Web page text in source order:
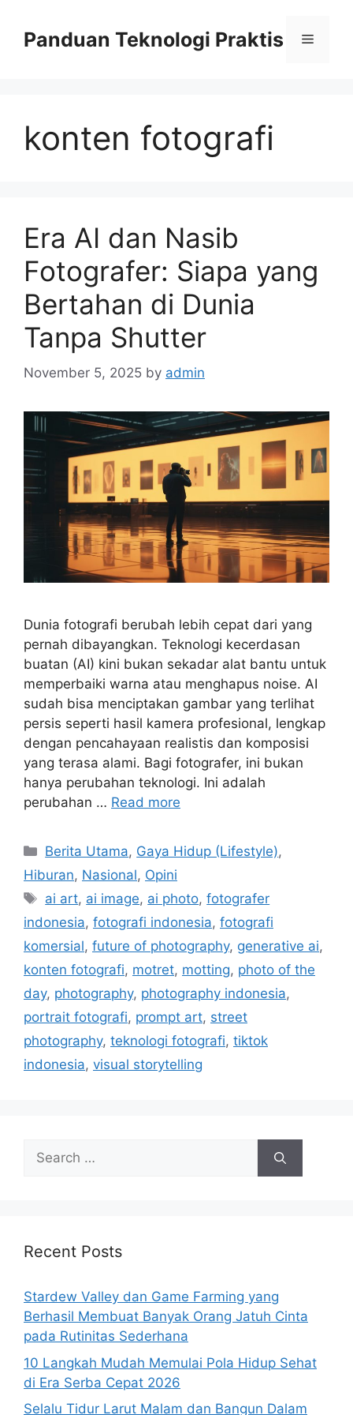
contentPanduan Teknologi Praktis Menu
konten fotografi
Era AI dan Nasib
Fotografer: Siapa yang
Bertahan di Dunia
Tanpa Shutter
November 5, 2025 by admin
Dunia fotografi berubah lebih cepat dari yang
pernah dibayangkan. Teknologi kecerdasan
buatan (AI) kini bukan sekadar alat bantu untuk
memperbaiki warna atau menghapus noise. AI
sudah bisa menciptakan gambar yang terlihat
persis seperti hasil kamera profesional, lengkap
dengan pencahayaan realistis dan komposisi
yang terasa alami. Bagi fotografer, ini bukan
hanya perubahan teknologi. Ini adalah
perubahan … Read more
Categories
Berita Utama, Gaya Hidup (Lifestyle),
Hiburan, Nasional, Opini
Tags
ai art, ai image, ai photo,fotografer
indonesia, fotografi indonesia, fotografi
komersial, future of photography, generative ai,
konten fotografi, motret, motting, photo of the
day, photography, photography indonesia,
portrait fotografi, prompt art, street
photography, teknologi fotografi, tiktok
indonesia, visual storytelling
Search
for:
Recent Posts
Stardew Valley dan Game Farming yang
Berhasil Membuat Banyak Orang Jatuh Cinta
pada Rutinitas Sederhana
10 Langkah Mudah Memulai Pola Hidup Sehat
di Era Serba Cepat 2026
Selalu Tidur Larut Malam dan Bangun Dalam